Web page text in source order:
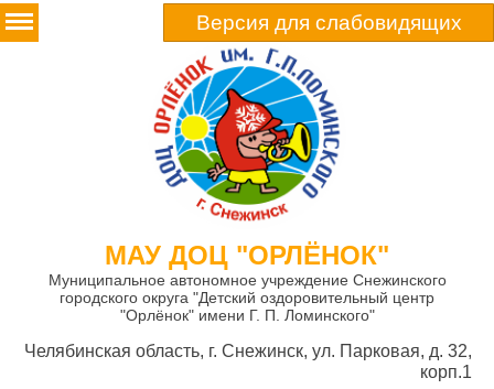
Версия для слабовидящих
МАУ ДОЦ "ОРЛЁНОК"
Муниципальное автономное учреждение Снежинского
городского округа "Детский оздоровительный центр
"Орлёнок" имени Г. П. Ломинского"
Челябинская область, г. Снежинск, ул. Парковая, д. 32,
корп.1